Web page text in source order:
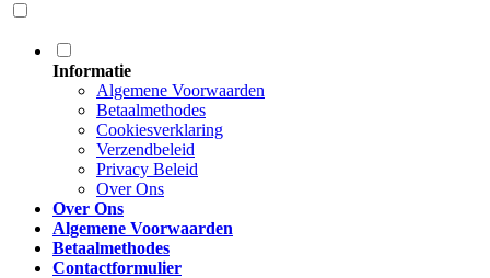
Informatie
Algemene Voorwaarden
Betaalmethodes
Cookiesverklaring
Verzendbeleid
Privacy Beleid
Over Ons
Over Ons
Algemene Voorwaarden
Betaalmethodes
Contactformulier